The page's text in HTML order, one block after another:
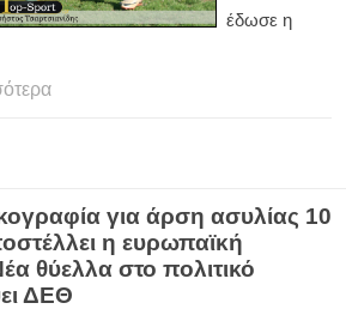
έδωσε η
για άρση ασυλίας 10
η ευρωπαϊκή
θύελλα στο πολιτικό
ΔΕΘ